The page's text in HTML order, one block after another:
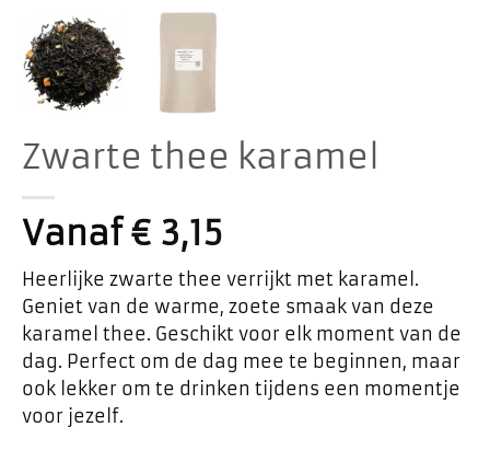
Zwarte thee karamel
Vanaf€3,15
Heerlijke zwarte thee verrijkt met karamel.
Geniet van de warme, zoete smaak van deze
karamel thee. Geschikt voor elk moment van de
dag. Perfect om de dag mee te beginnen, maar
ook lekker om te drinken tijdens een momentje
voor jezelf.